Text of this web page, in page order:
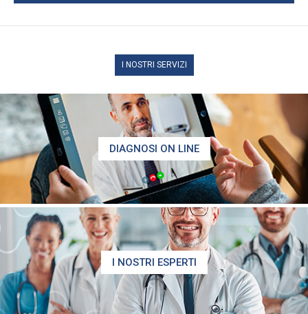
I NOSTRI SERVIZI
DIAGNOSI ON LINE
I NOSTRI ESPERTI